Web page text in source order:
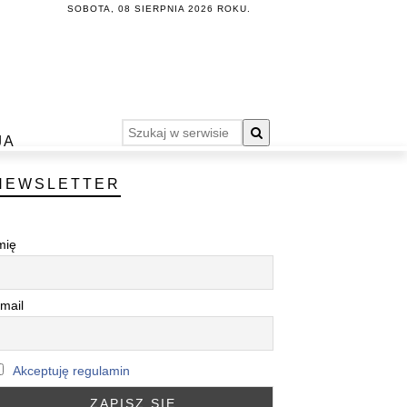
SOBOTA, 08 SIERPNIA 2026 ROKU.
Akceptuję regulamin